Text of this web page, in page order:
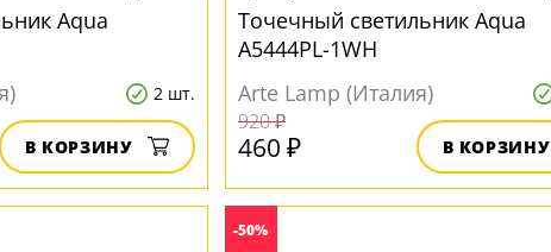
Aqua
2 шт.
В КОРЗИНУ
Точечный светильник Aqua
A5444PL-1WH
Arte Lamp (Италия)
920 ₽
460 ₽ В КОРЗИНУ
-50%